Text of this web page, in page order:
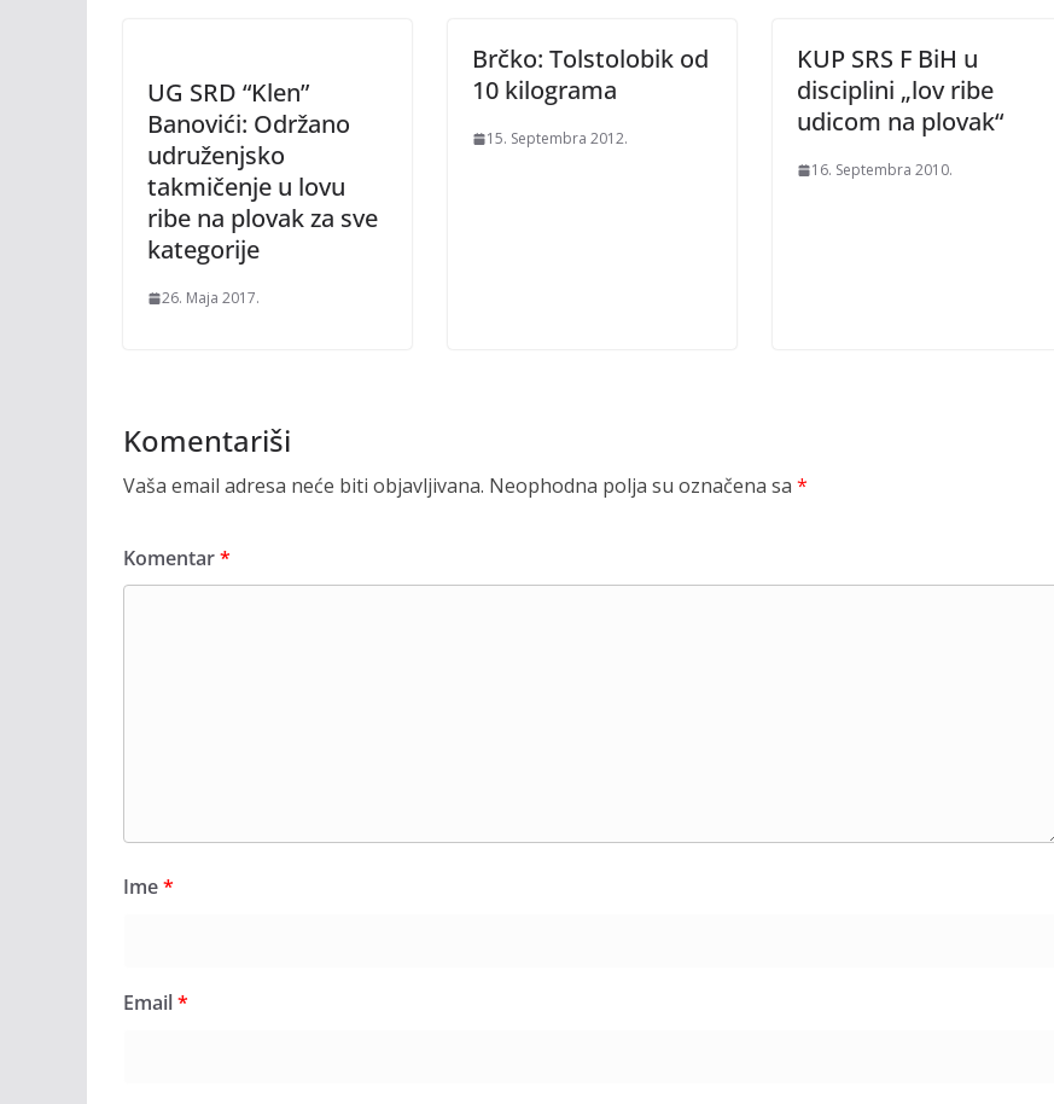
UG SRD “Klen”
Banovići: Održano
udruženjsko
takmičenje u lovu
ribe na plovak za sve
kategorije
26. Maja 2017.
Brčko: Tolstolobik od
10 kilograma
15. Septembra 2012.
KUP SRS F BiH u
disciplini „lov ribe
udicom na plovak“
16. Septembra 2010.
Komentariši
Vaša email adresa neće biti objavljivana. Neophodna polja su označena sa *
Komentar*
Ime*
Email*